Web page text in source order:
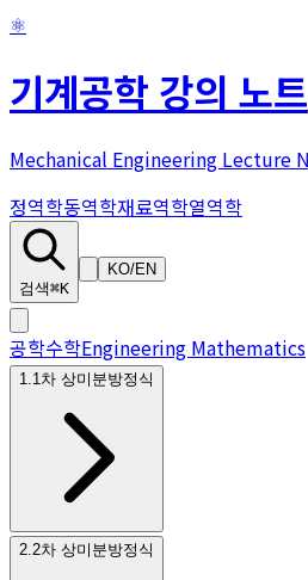
⚛
기계공학 강의 노트
Mechanical Engineering Lecture
정역학동역학재료역학열역학
검색⌘K
KO/EN
공학수학Engineering Mathematics
1 1차 상미분방정식
2 2차 상미분방정식